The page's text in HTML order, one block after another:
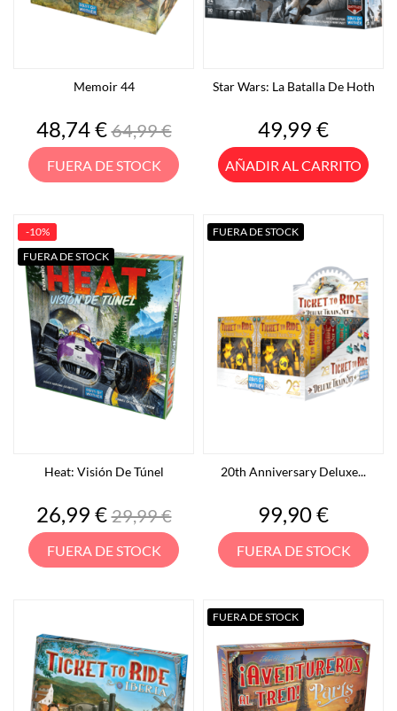
Memoir 44
Precio
48,74 €Precio
base
64,99 €
FUERA DE STOCK
Star Wars: La Batalla De Hoth
Precio
49,99 €
AÑADIR AL CARRITO
Heat: Visión De Túnel
Precio
26,99 €Precio
base
29,99 €
FUERA DE STOCK
-10%
FUERA DE STOCK
20th Anniversary Deluxe...
Precio
99,90 €
FUERA DE STOCK
FUERA DE STOCK
FUERA DE STOCK